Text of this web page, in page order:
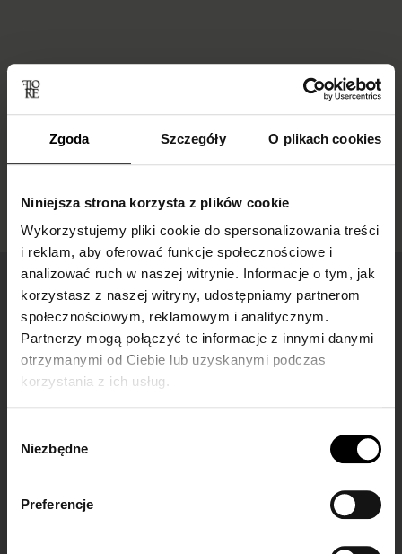
Zgoda Szczegóły O plikach cookies
Niniejsza strona korzysta z plików cookie
Wykorzystujemy pliki cookie do spersonalizowania treści
i reklam, aby oferować funkcje społecznościowe i
analizować ruch w naszej witrynie. Informacje o tym, jak
korzystasz z naszej witryny, udostępniamy partnerom
społecznościowym, reklamowym i analitycznym.
Partnerzy mogą połączyć te informacje z innymi danymi
otrzymanymi od Ciebie lub uzyskanymi podczas
korzystania z ich usług.
zgody
Niezbędne
Preferencje
Łatwe zwroty
dla wszystkich zamówień